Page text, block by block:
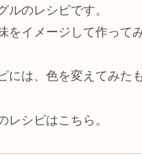
ルのレシピです。
をイメージして作って
には、色を変えてみた
レシピはこちら。